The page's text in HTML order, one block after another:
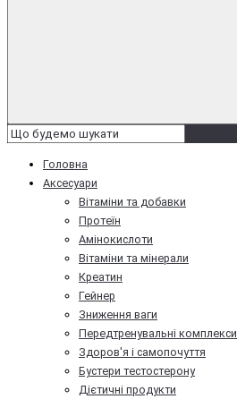
Головна
Аксесуари
Вітаміни та добавки
Протеїн
Амінокислоти
Вітаміни та мінерали
Креатин
Гейнер
Зниження ваги
Передтренувальні комплекси
Здоров'я і самопочуття
Бустери тестостерону
Дієтичні продукти